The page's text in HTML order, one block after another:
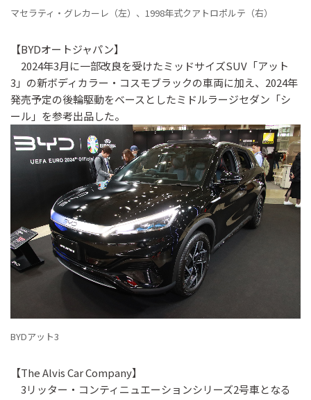
マセラティ・グレカーレ（左）、1998年式クアトロポルテ（右）
【BYDオートジャパン】
2024年3月に一部改良を受けたミッドサイズSUV「アット
3」の新ボディカラー・コスモブラックの車両に加え、2024年
発売予定の後輪駆動をベースとしたミドルラージセダン「シ
ール」を参考出品した。
BYDアット3
【The Alvis Car Company】
3リッター・コンティニュエーションシリーズ2号車となる